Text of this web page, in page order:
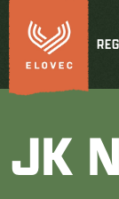
Přejít
na
obsah
JK